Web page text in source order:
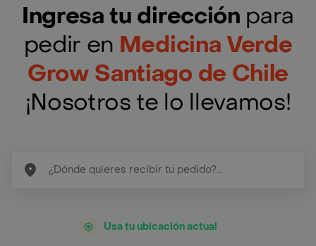
Ingresa tu dirección para
pedir en Medicina Verde
Grow Santiago de Chile
¡Nosotros te lo llevamos!
Usa tu ubicación actual